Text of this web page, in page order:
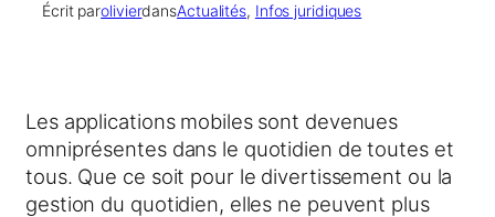
Écrit parolivierdansActualités, Infos juridiques
Les applications mobiles sont devenues
omniprésentes dans le quotidien de toutes et
tous. Que ce soit pour le divertissement ou la
gestion du quotidien, elles ne peuvent plus